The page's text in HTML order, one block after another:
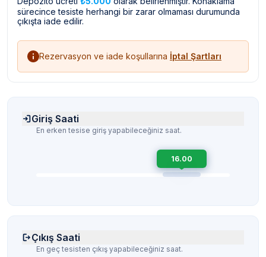
sürecince tesiste herhangi bir zarar olmaması durumunda
çıkışta iade edilir.
Rezervasyon ve iade koşullarına İptal Şartları
Giriş Saati
En erken tesise giriş yapabileceğiniz saat.
16.00
Çıkış Saati
En geç tesisten çıkış yapabileceğiniz saat.